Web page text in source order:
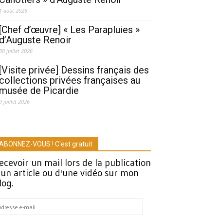
1 août 2026
[Chef d’œuvre] « Les Parapluies »
d’Auguste Renoir
juillet 2026
[Visite privée] Dessins français des
collections privées françaises au
musée de Picardie
juillet 2026
VOUS ! C'est gratuit
un mail lors de la publication
article ou d'une vidéo sur mon